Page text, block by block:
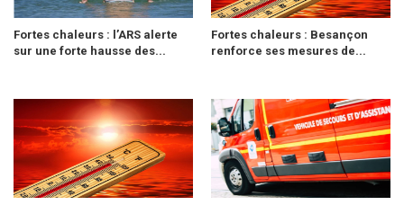
Fortes chaleurs : l’ARS alerte
sur une forte hausse des...
Fortes chaleurs : Besançon
renforce ses mesures de...